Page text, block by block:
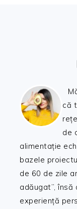
că
de
alimentație
bazele
de 60 de zile
adăugat”,
experiență